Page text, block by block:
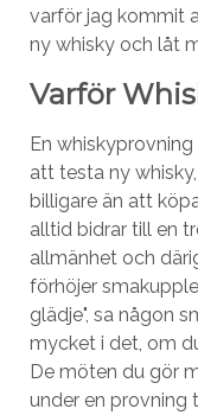
varför jag kommit
ny whisky och låt
Varför
En
att testa ny
billigare än att
alltid bidrar till en
allmänhet och
förhöjer
glädje", sa någon
mycket i det, om
De möten du gör
under en provning